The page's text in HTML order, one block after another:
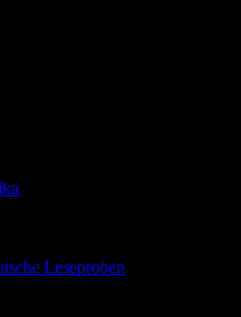
Leseproben